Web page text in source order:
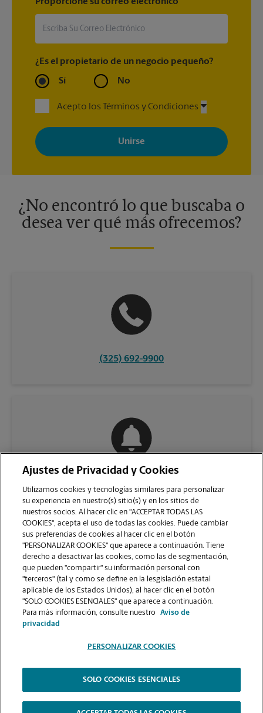
¿Es el propietario de un negocio pequeño?
Sí No
Acepto los Términos y Condiciones
Al registrarse, acepta recibir correos electrónicos de The UPS
Store con noticias, ofertas especiales, promociones y mensajes
adaptados a sus intereses. Puede darse de baja en cualquier
momento. Para más información, consulte nuestra política de
¿No encontró lo que buscaba o
desea ver qué más ofrecemos?
(325) 692-9900
VER LA PÁGINA DE LA TIENDA
2026.
The UPS Store | Aviso de Privacidad | Términos de Uso del Sitio Web |
Contraste Alto
Ajustes de Privacidad y Cookies
Utilizamos cookies y tecnologías similares para personalizar
su experiencia en nuestro(s) sitio(s) y en los sitios de
nuestros socios. Al hacer clic en "ACCEPTAR TODAS LAS
COOKIES", acepta el uso de todas las cookies. Puede cambiar
sus preferencias de cookies al hacer clic en el botón
"PERSONALIZAR COOKIES" que aparece a continuación. Tiene
derecho a desactivar las cookies, como las de segmentación,
que pueden "compartir" su información personal con
"terceros" (tal y como se define en la lesgislación estatal
aplicable de los Estados Unidos), al hacer clic en el botón
"SOLO COOKIES ESENCIALES" que aparece a continuación.
Para más información, consulte nuestro
Aviso de
privacidad
PERSONALIZAR COOKIES
SOLO COOKIES ESENCIALES